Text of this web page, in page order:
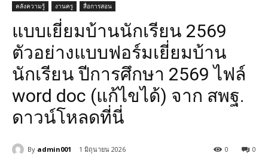
คลังความรู้ งานครู สื่อการสอน
แบบเยี่ยมบ้านนักเรียน 2569
ตัวอย่างแบบฟอร์มเยี่ยมบ้าน
นักเรียน ปีการศึกษา 2569 ไฟล์
word doc (แก้ไขได้) จาก สพฐ.
ดาวน์โหลดที่นี่
By admin001 1 มิถุนายน 2026 0
0